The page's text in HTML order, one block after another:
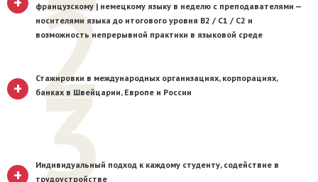
2
французскому | немецкому языку в неделю с преподавателями —
носителями языка до итогового уровня B2 / С1 / C2 и
возможность непрерывной практики в языковой среде
3
+
Стажировки в международных организациях, корпорациях,
банках в Швейцарии, Европе и России
+
Индивидуальный подход к каждому студенту, содействие в
трудоустройстве